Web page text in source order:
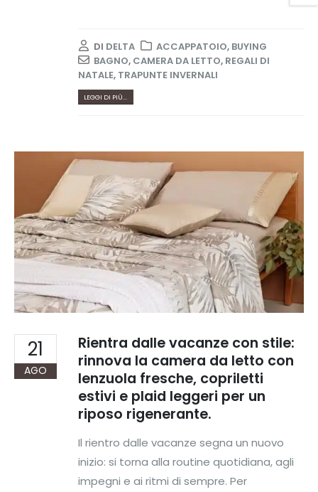
DI DELTA ACCAPPATOIO, BUYING
BAGNO, CAMERA DA LETTO, REGALI DI
NATALE, TRAPUNTE INVERNALI
LEGGI DI PIÙ...
21
AGO
Rientra dalle vacanze con stile:
rinnova la camera da letto con
lenzuola fresche, copriletti
estivi e plaid leggeri per un
riposo rigenerante.
Il rientro dalle vacanze segna un nuovo
inizio: si torna alla routine quotidiana, agli
impegni e ai ritmi di sempre. Per